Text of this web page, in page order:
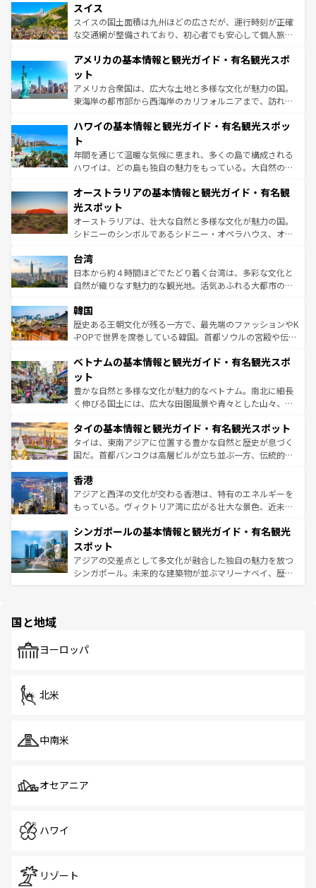
を参照してほしい。
は、お酒好きな人にはぜひ体験してほしい。 なお、新着の
ドイツ情報はコンテンツ一覧を参照してほしい。
リアごとに異なる魅力がある。また、優雅なアフタヌーン
ティー、ビール好きにはたまらない英国パブ、サッカー観
戦など、本場だからこそできる体験も豊富。イギリスを旅
ンツ一覧を参照してほしい。
スイス
スイスの国土面積は九州ほどの広さだが、運行時刻が正確
な交通網が整備されており、初心者でも安心して個人旅行
の建物がそのまま残る町や、スイスならではのユニークな
博物館もあり、アルプス観光だけでなく町歩きも満喫する
ことができる。国民の所得が高いため物価も高いが、旅行
者向けの交通パス提供のサービスもあり、うまく活用すれ
着のスイス情報はコンテンツ一覧を参照してほしい。
アメリカの基本情報と観光ガイド・有名観光スポ
ット
アメリカ合衆国は、広大な土地と多様な文化が魅力の国。
東海岸の都市部から西海岸のカリフォルニアまで、訪れる
のような巨大都市は、観光、ショッピング、エンターテイ
ンメントが詰まった刺激的なスポットだ。一方、アメリカ
西部には大自然が広がり、グランドキャニオンやイエロー
ストーン国立公園といった絶景が堪能できる。さらに、南
文化が魅力。旅行者はアメリカの各地域で異なる魅力を楽
しみながら、その多様性と豊かな歴史を感じることができ
るだろう。車でのロードトリップや列車の旅も、アメリカ
ならではの贅沢な旅のスタイルだ。 なお、新着のアメリカ
情報は コンテンツ一覧 を参照してほしい。
ハワイの基本情報と観光ガイド・有名観光スポッ
ト
年間を通じて温暖な気候に恵まれ、多くの島で構成される
ハワイは、どの島も独自の魅力をもっている。大自然の神
ワイ島は見逃せない。また、定番の観光地といえばオアフ
島だが、静かな自然を求めるならマウイ島やカウアイ島が
おすすめ。エメラルドグリーンに輝く海をはじめ、豊かな
文化や歴史が息づいている。「アロハスピリット」と呼ば
人々、おいしいローカルフードやハワイアンミュージッ
ク、伝統的なフラダンスなど、すべてがハワイの魅力を彩
っている。訪れるたびに新しい発見と感動が待っているハ
はコンテンツ一覧
オーストラリアの基本情報と観光ガイド・有名観
光スポット
オーストラリアは、壮大な自然と多様な文化が魅力の国。
シドニーのシンボルであるシドニー・オペラハウス、オー
リアリーフや大陸中央部にそびえるウルル（エアーズロッ
ク）、タスマニアの美しい原生林やケアンズの熱帯雨林な
ど、見どころがたくさん。また、カフェやワイン、オージ
いる。アクティビティも充実しており、サーフィンやダイ
ビング、ハイキングなど、アウトドア好きにはたまらな
い。オーストラリアの多彩な魅力を存分に味わいつくそ
参照してほしい。
台湾
日本から約４時間ほどでたどり着く台湾は、多彩な文化と
自然が織りなす魅力的な観光地。活気あふれる大都市の台
ン）、静ひつな山岳地帯である台湾東部など、都市の喧騒
と山間の静けさが共存しており、訪れる人に新しい発見と
驚きをもたらしてくれる。また、奥深い台湾の食文化も魅
容にもいいと評判のスイーツなど、バラエティ豊かな料理
照してほしい。
韓国
歴史ある王朝文化が残る一方で、最先端のファッションやK
-POPで世界を席巻している韓国。首都ソウルの宮殿や伝統
き、地方に足を延ばせば四季折々の自然美を楽しむことが
できる。そして、キムチや焼肉、絶品のストリートフード
まで、さまざまな韓国料理が待っている。夜には、韓国な
らではのナイトライフも堪能できる。あたたかいホスピタ
わってみてほしい。 なお、新着の韓国情報はコンテンツ一
覧 を参照してほしい。
ベトナムの基本情報と観光ガイド・有名観光スポ
ット
豊かな自然と多様な文化が魅力的なベトナム。南北に細長
く伸びる国土には、広大な田園風景や青々とした山々、世
急速な発展と共に伝統が息づく。ハノイの古い町並みやホ
ーチミン市のフランス統治時代の建物も、独特の雰囲気を
醸し出している。また、バラエティの豊かさとおいしさで
とつ。フォーやバインミー、ベトナムコーヒーなどは、ぜ
ひ現地で味わいたい。どの地域を訪れてもあたたかい人々
が旅行者を迎えてくれるので、きっと忘れられない旅にな
参照してほしい。
タイの基本情報と観光ガイド・有名観光スポット
タイは、東南アジアに位置する豊かな自然と歴史が息づく
国だ。首都バンコクは高層ビルが立ち並ぶ一方、伝統的な
の活気が交差している。北部ではチェンマイなどの山岳地
帯で自然と触れ合い、南部ではプーケットやクラビの美し
いビーチでリゾート気分を楽しむことができる。タイ料理
激する。気候は一年中温暖で、どの季節にも異なる楽しみ
が待っている。親しみやすいタイの人々、仏教を中心とし
た文化、そして多様な観光資源が、訪れる旅人を魅了し続
ける。 なお、新着のタイ情報はコンテンツ一覧を参照して
香港
アジアと西洋の文化が交わる香港は、特有のエネルギーを
もっている。ヴィクトリア湾に広がる壮大な景色、近未来
み、どこを訪れても感動するはず。観光スポットが密集し
ており、効率よく見どころを回れるのも魅力。息をのむよ
うな絶景から文化的な体験まで、香港を存分に楽しみ尽く
そう。 なお、新着の香港情報はコンテンツ一覧を参照して
シンガポールの基本情報と観光ガイド・有名観光
スポット
アジアの交差点として多文化が融合した独自の魅力を放つ
シンガポール。未来的な建築物が並ぶマリーナベイ、歴史
で、ホーカーズは地元の風情を楽しめる外せないスポット
国と地域
ヨーロッパ
北米
中南米
オセアニア
ハワイ
リゾート